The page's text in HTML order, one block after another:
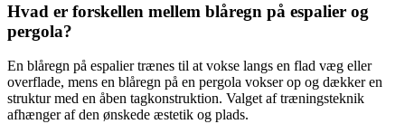
Hvad er forskellen mellem blåregn på espalier og
pergola?
En blåregn på espalier trænes til at vokse langs en flad væg eller
overflade, mens en blåregn på en pergola vokser op og dækker en
struktur med en åben tagkonstruktion. Valget af træningsteknik
afhænger af den ønskede æstetik og plads.